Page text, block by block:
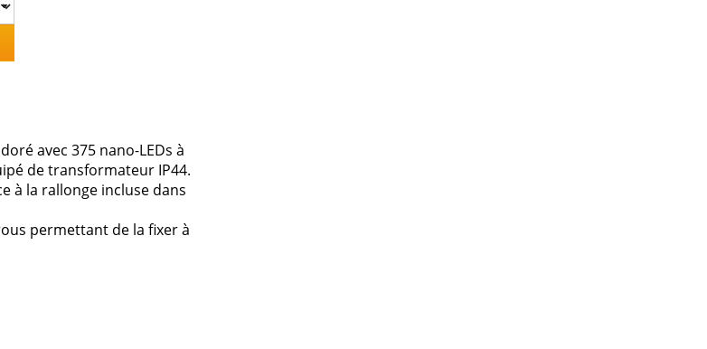
avec 375 nano-LEDs à
de transformateur IP44.
à la rallonge incluse dans
permettant de la fixer à